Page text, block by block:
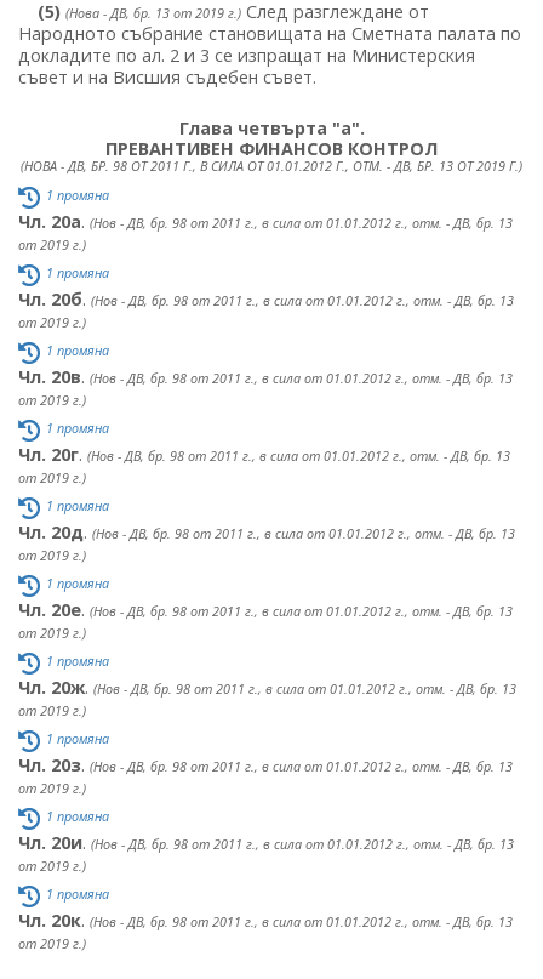
(5) (Нова - ДВ, бр. 13 от 2019 г.) След разглеждане от
Народното събрание становищата на Сметната палата по
докладите по ал. 2 и 3 се изпращат на Министерския
съвет и на Висшия съдебен съвет.
Глава четвърта "а".
ПРЕВАНТИВЕН ФИНАНСОВ КОНТРОЛ
(НОВА - ДВ, БР. 98 ОТ 2011 Г., В СИЛА ОТ 01.01.2012 Г., ОТМ. - ДВ, БР. 13 ОТ 2019 Г.)
1 промяна
Чл. 20а. (Нов - ДВ, бр. 98 от 2011 г., в сила от 01.01.2012 г., отм. - ДВ, бр. 13
от 2019 г.)
1 промяна
Чл. 20б. (Нов - ДВ, бр. 98 от 2011 г., в сила от 01.01.2012 г., отм. - ДВ, бр. 13
от 2019 г.)
1 промяна
Чл. 20в. (Нов - ДВ, бр. 98 от 2011 г., в сила от 01.01.2012 г., отм. - ДВ, бр. 13
от 2019 г.)
1 промяна
Чл. 20г. (Нов - ДВ, бр. 98 от 2011 г., в сила от 01.01.2012 г., отм. - ДВ, бр. 13
от 2019 г.)
1 промяна
Чл. 20д. (Нов - ДВ, бр. 98 от 2011 г., в сила от 01.01.2012 г., отм. - ДВ, бр. 13
от 2019 г.)
1 промяна
Чл. 20е. (Нов - ДВ, бр. 98 от 2011 г., в сила от 01.01.2012 г., отм. - ДВ, бр. 13
от 2019 г.)
1 промяна
Чл. 20ж. (Нов - ДВ, бр. 98 от 2011 г., в сила от 01.01.2012 г., отм. - ДВ, бр. 13
от 2019 г.)
1 промяна
Чл. 20з. (Нов - ДВ, бр. 98 от 2011 г., в сила от 01.01.2012 г., отм. - ДВ, бр. 13
от 2019 г.)
1 промяна
Чл. 20и. (Нов - ДВ, бр. 98 от 2011 г., в сила от 01.01.2012 г., отм. - ДВ, бр. 13
от 2019 г.)
1 промяна
Чл. 20к. (Нов - ДВ, бр. 98 от 2011 г., в сила от 01.01.2012 г., отм. - ДВ, бр. 13
от 2019 г.)